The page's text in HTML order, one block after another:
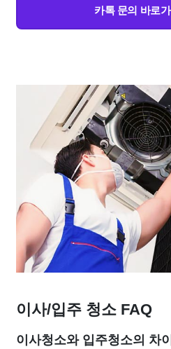
카톡 문의 바로
이사/입주 청소 FAQ
이사청소와 입주청소의 차